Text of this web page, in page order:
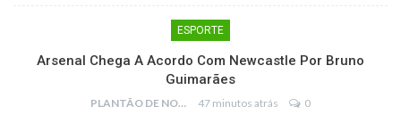
ESPORTE
Arsenal Chega A Acordo Com Newcastle Por Bruno
Guimarães
PLANTÃO DE NOTÍCIAS 47 minutos atrás 0